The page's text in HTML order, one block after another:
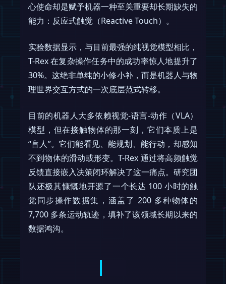
心使命却是赋予机器一种至关重要却长期缺失的
能力：反应式触觉（Reactive Touch）。
实验数据显示，与目前最强的纯视觉模型相比，
T-Rex 在复杂操作任务中的成功率惊人地提升了
30%。这绝非单纯的小修小补，而是机器人与物
理世界交互方式的一次底层范式转移。
目前的机器人大多依赖视觉-语言-动作（VLA）
模型，但在接触物体的那一刻，它们本质上是
“盲人”。它们能看见、能规划、能行动，却感知
不到物体的滑动或形变。T-Rex 通过将高频触觉
反馈直接嵌入决策闭环解决了这一痛点。研究团
队还极其慷慨地开源了一个长达 100 小时的触
觉同步操作数据集，涵盖了 200 多种物体的
7,700 多条运动轨迹，填补了该领域长期以来的
数据鸿沟。